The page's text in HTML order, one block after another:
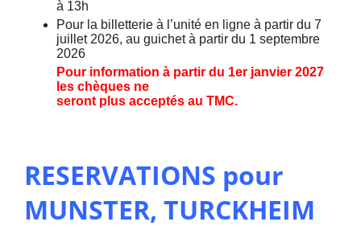
à 13h
Pour la billetterie à l’unité en ligne à partir du 7
juillet 2026, au guichet à partir du 1 septembre
2026
Pour information à partir du 1er janvier 2027
les chèques ne
seront plus acceptés au TMC.
RESERVATIONS pour
MUNSTER, TURCKHEIM